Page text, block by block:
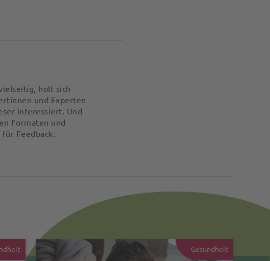
holt sich
und Experten
interessiert. Und
Formaten und
Feedback.
Gesundheit